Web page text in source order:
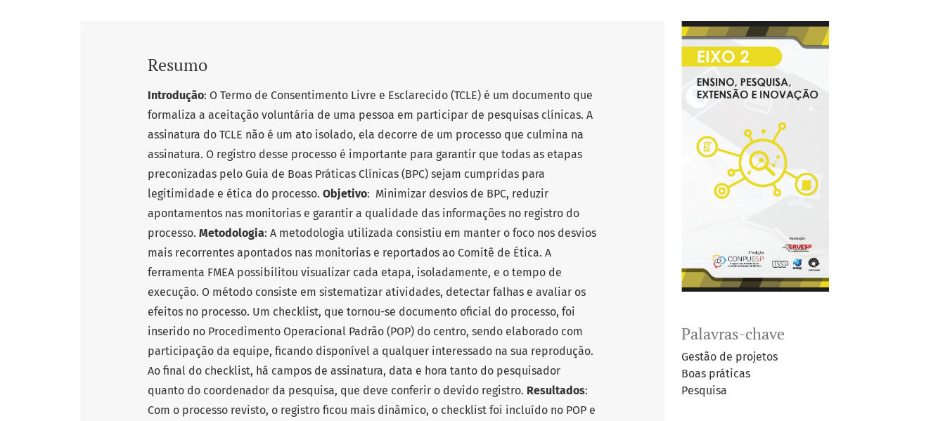
Palavras-chave
Gestão de projetos
Boas práticas
Pesquisa
Resumo
Introdução: O Termo de Consentimento Livre e Esclarecido (TCLE) é um documento que
formaliza a aceitação voluntária de uma pessoa em participar de pesquisas clínicas. A
assinatura do TCLE não é um ato isolado, ela decorre de um processo que culmina na
assinatura. O registro desse processo é importante para garantir que todas as etapas
preconizadas pelo Guia de Boas Práticas Clínicas (BPC) sejam cumpridas para
legitimidade e ética do processo. Objetivo: Minimizar desvios de BPC, reduzir
apontamentos nas monitorias e garantir a qualidade das informações no registro do
processo. Metodologia: A metodologia utilizada consistiu em manter o foco nos desvios
mais recorrentes apontados nas monitorias e reportados ao Comitê de Ética. A
ferramenta FMEA possibilitou visualizar cada etapa, isoladamente, e o tempo de
execução. O método consiste em sistematizar atividades, detectar falhas e avaliar os
efeitos no processo. Um checklist, que tornou-se documento oficial do processo, foi
inserido no Procedimento Operacional Padrão (POP) do centro, sendo elaborado com
participação da equipe, ficando disponível a qualquer interessado na sua reprodução.
Ao final do checklist, há campos de assinatura, data e hora tanto do pesquisador
quanto do coordenador da pesquisa, que deve conferir o devido registro. Resultados:
Com o processo revisto, o registro ficou mais dinâmico, o checklist foi incluído no POP e